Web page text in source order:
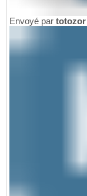
Envoyé par totozor